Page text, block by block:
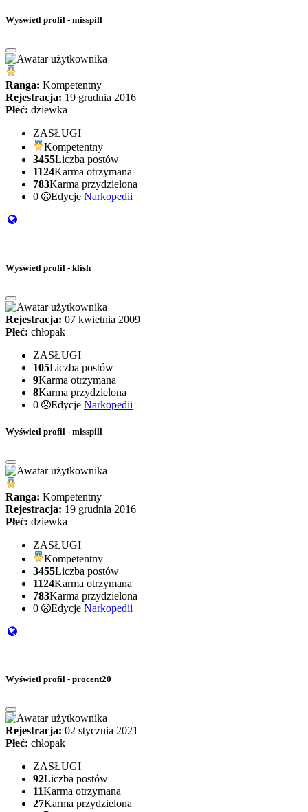
Wyświetl profil - misspill
Ranga: Kompetentny
Rejestracja: 19 grudnia 2016
Płeć: dziewka
ZASŁUGI
Kompetentny
3455Liczba postów
1124Karma otrzymana
783Karma przydzielona
0
Edycje Narkopedii
Wyświetl profil - klish
Rejestracja: 07 kwietnia 2009
Płeć: chłopak
ZASŁUGI
105Liczba postów
9Karma otrzymana
8Karma przydzielona
0
Edycje Narkopedii
Wyświetl profil - misspill
Ranga: Kompetentny
Rejestracja: 19 grudnia 2016
Płeć: dziewka
ZASŁUGI
Kompetentny
3455Liczba postów
1124Karma otrzymana
783Karma przydzielona
0
Edycje Narkopedii
Wyświetl profil - procent20
Rejestracja: 02 stycznia 2021
Płeć: chłopak
ZASŁUGI
92Liczba postów
11Karma otrzymana
27Karma przydzielona